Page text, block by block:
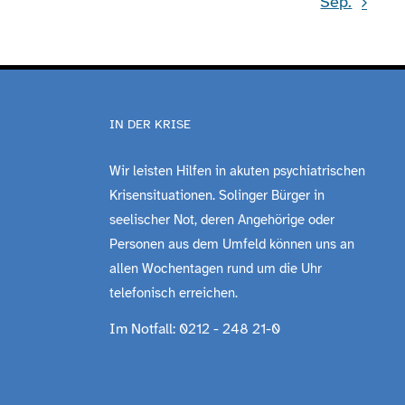
IN DER KRISE
Wir leisten Hilfen in akuten psychiatrischen
Krisensituationen. Solinger Bürger in
seelischer Not, deren Angehörige oder
Personen aus dem Umfeld können uns an
allen Wochentagen rund um die Uhr
telefonisch erreichen.
Im Notfall: 0212 - 248 21-0